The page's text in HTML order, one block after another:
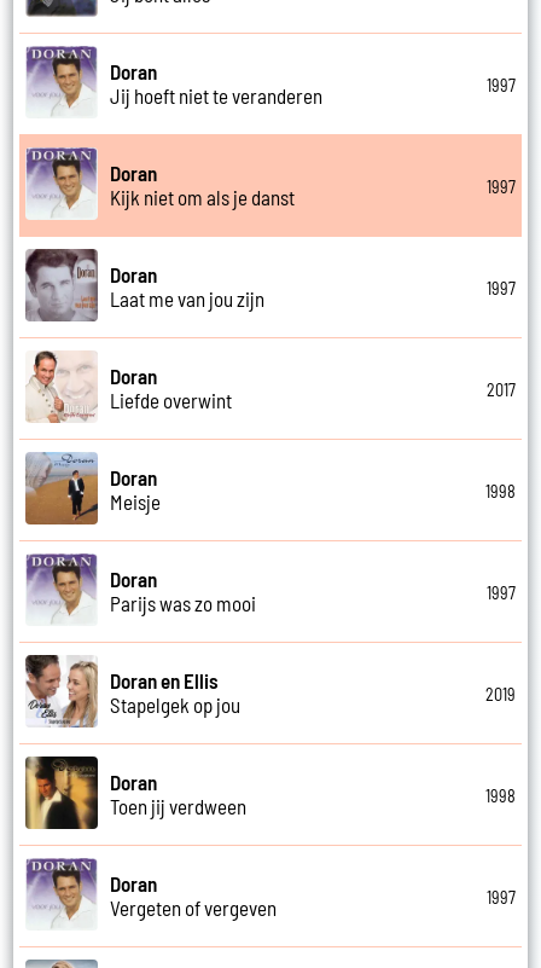
Doran
Jij hoeft niet te veranderen
1997
Doran
Kijk niet om als je danst
1997
Doran
Laat me van jou zijn
1997
Doran
Liefde overwint
2017
Doran
Meisje
1998
Doran
Parijs was zo mooi
1997
Doran en Ellis
Stapelgek op jou
2019
Doran
Toen jij verdween
1998
Doran
Vergeten of vergeven
1997